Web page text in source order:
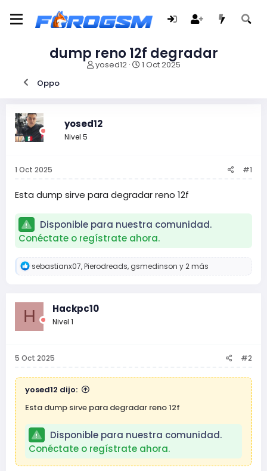
dump reno 12f degradar
I
a
d
t
m
a
yosed12
F
o
1 Oct 2025
Oppo
yosed12
Nivel 5
1 Oct 2025 #1
Esta dump sirve para degradar reno 12f
Disponible para nuestra comunidad.
Conéctate o regístrate ahora.
R
e
c
o
n
:
sebastianx07,Pierodreads, gsmedinson y 2 más
H Hackpc10
Nivel 1
5 Oct 2025 #2
yosed12 dijo:
Esta dump sirve para degradar reno 12f
Disponible para nuestra comunidad.
Conéctate o regístrate ahora.